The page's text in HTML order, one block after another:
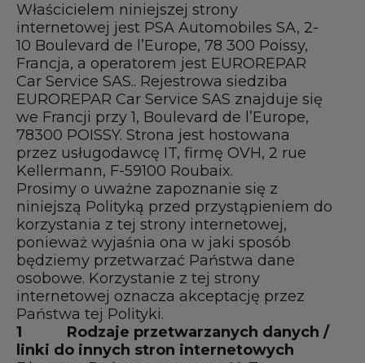
Właścicielem niniejszej strony
internetowej jest PSA Automobiles SA, 2-
10 Boulevard de l’Europe, 78 300 Poissy,
Francja, a operatorem jest EUROREPAR
Car Service SAS.. Rejestrowa siedziba
EUROREPAR Car Service SAS znajduje się
we Francji przy 1, Boulevard de l’Europe,
78300 POISSY. Strona jest hostowana
przez usługodawcę IT, firmę OVH, 2 rue
Kellermann, F-59100 Roubaix.
Prosimy o uważne zapoznanie się z
niniejszą Polityką przed przystąpieniem do
korzystania z tej strony internetowej,
ponieważ wyjaśnia ona w jaki sposób
będziemy przetwarzać Państwa dane
osobowe. Korzystanie z tej strony
internetowej oznacza akceptację przez
Państwa tej Polityki.
1 Rodzaje przetwarzanych danych /
linki do innych stron internetowych